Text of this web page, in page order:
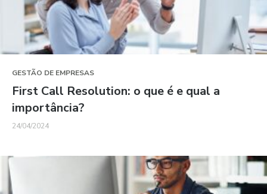
GESTÃO DE EMPRESAS
First Call Resolution: o que é e qual a
importância?
24/04/2024